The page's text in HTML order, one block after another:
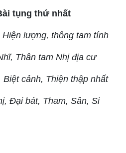
tụng thứ nhất
Hiện lượng, thông tam tính
Thân tam Nhị địa cư
Biệt cảnh, Thiện thập nhất
Đại bát, Tham, Sân, Si